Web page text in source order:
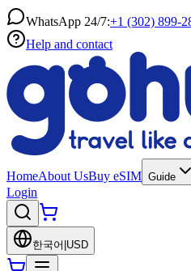
WhatsApp 24/7:+1 (302) 899-
Help and contact
HomeAbout UsBuy eSIM Guide
Login
한국어 USD